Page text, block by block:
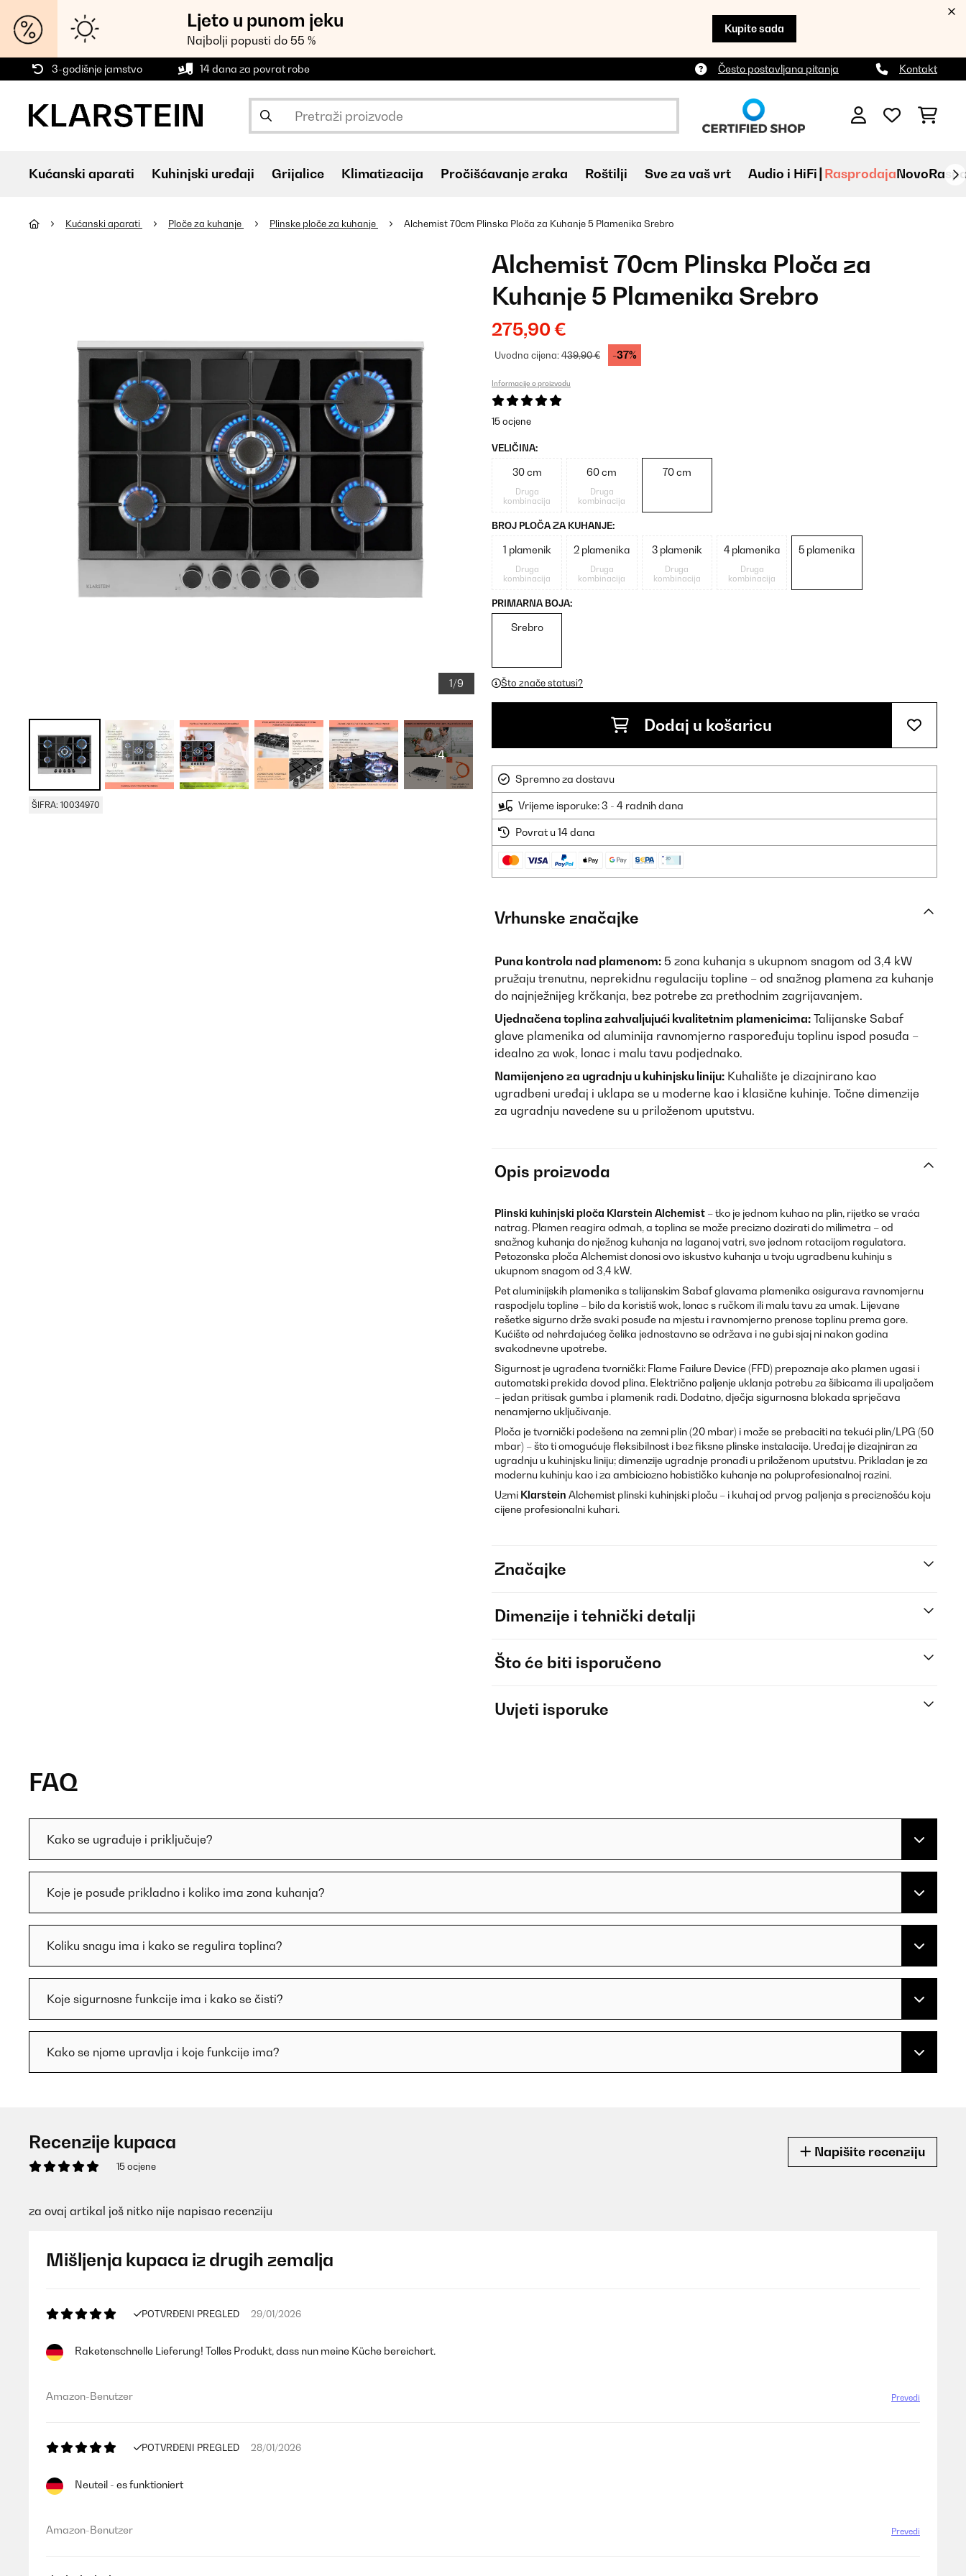
Ljeto u punom jeku
Najbolji popusti do 55 %
Kupite sada
3-godišnje jamstvo 14 dana za povrat robe Često postavljana pitanja Kontakt
Kućanski aparati Kuhinjski uređaji Grijalice Klimatizacija Pročišćavanje zraka Roštilji Sve za vaš vrt Audio i HiFi RasprodajaNovo
Kućanski aparati Ploče za kuhanje Plinske ploče za kuhanje Alchemist 70cm Plinska Ploča za Kuhanje 5 Plamenika Srebro
1/9
+4
ŠIFRA: 10034970
Alchemist 70cm Plinska Ploča za
Kuhanje 5 Plamenika Srebro
275,90 €
Uvodna cijena:439,90 € -37%
Informacije o proizvodu
15 ocjene
VELIČINA:
30 cm
Druga
kombinacija
60 cm
Druga
kombinacija
70 cm
BROJ PLOČA ZA KUHANJE:
1 plamenik
Druga
kombinacija
2 plamenika
Druga
kombinacija
3 plamenik
Druga
kombinacija
4 plamenika
Druga
kombinacija
5 plamenika
PRIMARNA BOJA:
Srebro
Što znače statusi?
Dodaj u košaricu
Spremno za dostavu
Vrijeme isporuke: 3 - 4 radnih dana
Povrat u 14 dana
Vrhunske značajke
Puna kontrola nad plamenom: 5 zona kuhanja s ukupnom snagom od 3,4 kW
pružaju trenutnu, neprekidnu regulaciju topline – od snažnog plamena za kuhanje
do najnježnijeg krčkanja, bez potrebe za prethodnim zagrijavanjem.
Ujednačena toplina zahvaljujući kvalitetnim plamenicima: Talijanske Sabaf
glave plamenika od aluminija ravnomjerno raspoređuju toplinu ispod posuđa –
idealno za wok, lonac i malu tavu podjednako.
Namijenjeno za ugradnju u kuhinjsku liniju: Kuhalište je dizajnirano kao
ugradbeni uređaj i uklapa se u moderne kao i klasične kuhinje. Točne dimenzije
za ugradnju navedene su u priloženom uputstvu.
Opis proizvoda
Plinski kuhinjski ploča Klarstein Alchemist – tko je jednom kuhao na plin, rijetko se vraća
natrag. Plamen reagira odmah, a toplina se može precizno dozirati do milimetra – od
snažnog kuhanja do nježnog kuhanja na laganoj vatri, sve jednom rotacijom regulatora.
Petozonska ploča Alchemist donosi ovo iskustvo kuhanja u tvoju ugradbenu kuhinju s
ukupnom snagom od 3,4 kW.
Pet aluminijskih plamenika s talijanskim Sabaf glavama plamenika osigurava ravnomjernu
raspodjelu topline – bilo da koristiš wok, lonac s ručkom ili malu tavu za umak. Lijevane
rešetke sigurno drže svaki posuđe na mjestu i ravnomjerno prenose toplinu prema gore.
Kućište od nehrđajućeg čelika jednostavno se održava i ne gubi sjaj ni nakon godina
svakodnevne upotrebe.
Sigurnost je ugrađena tvornički: Flame Failure Device (FFD) prepoznaje ako plamen ugasi i
automatski prekida dovod plina. Električno paljenje uklanja potrebu za šibicama ili upaljačem
– jedan pritisak gumba i plamenik radi. Dodatno, dječja sigurnosna blokada sprječava
nenamjerno uključivanje.
Ploča je tvornički podešena na zemni plin (20 mbar) i može se prebaciti na tekući plin/LPG (50
mbar) – što ti omogućuje fleksibilnost i bez fiksne plinske instalacije. Uređaj je dizajniran za
ugradnju u kuhinjsku liniju; dimenzije ugradnje pronađi u priloženom uputstvu. Prikladan je za
modernu kuhinju kao i za ambiciozno hobističko kuhanje na poluprofesionalnoj razini.
Uzmi Klarstein Alchemist plinski kuhinjski ploču – i kuhaj od prvog paljenja s preciznošću koju
cijene profesionalni kuhari.
Značajke
Dimenzije i tehnički detalji
Što će biti isporučeno
Uvjeti isporuke
FAQ
Kako se ugrađuje i priključuje?
Koje je posuđe prikladno i koliko ima zona kuhanja?
Koliku snagu ima i kako se regulira toplina?
Koje sigurnosne funkcije ima i kako se čisti?
Kako se njome upravlja i koje funkcije ima?
Recenzije kupaca
15 ocjene
Napišite recenziju
za ovaj artikal još nitko nije napisao recenziju
Mišljenja kupaca iz drugih zemalja
POTVRĐENI PREGLED 29/01/2026
Raketenschnelle Lieferung! Tolles Produkt, dass nun meine Küche bereichert.
Amazon-Benutzer Prevedi
POTVRĐENI PREGLED 28/01/2026
Neuteil - es funktioniert
Amazon-Benutzer Prevedi